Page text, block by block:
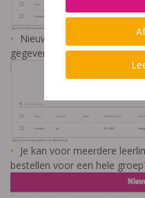
Nieuwe leerling? Klik op +
gegevens in. We hebben
Je kan voor meerdere
bestellen voor een hele